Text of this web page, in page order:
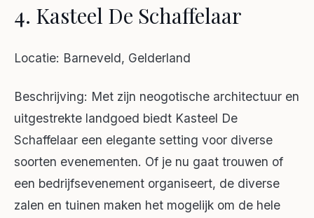
4. Kasteel De Schaffelaar
Locatie: Barneveld, Gelderland
Beschrijving: Met zijn neogotische architectuur en
uitgestrekte landgoed biedt Kasteel De
Schaffelaar een elegante setting voor diverse
soorten evenementen. Of je nu gaat trouwen of
een bedrijfsevenement organiseert, de diverse
zalen en tuinen maken het mogelijk om de hele